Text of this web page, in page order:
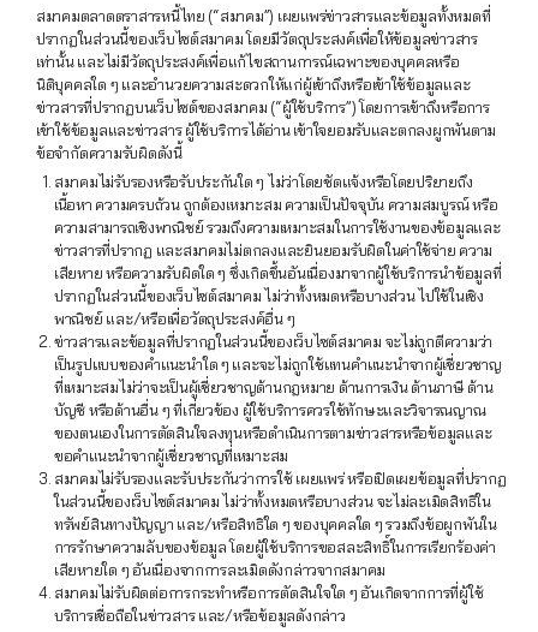
สมาคมตลาดตราสารหนี้ไทย (“สมาคม”) เผยแพร่ข่าวสารและข้อมูลทั้งหมดที่
ปรากฏในส่วนนี้ของเว็บไซต์สมาคม โดยมีวัตถุประสงค์เพื่อให้ข้อมูลข่าวสาร
เท่านั้น และไม่มีวัตถุประสงค์เพื่อแก้ไขสถานการณ์เฉพาะของบุคคลหรือ
นิติบุคคลใด ๆ และอำนวยความสะดวกให้แก่ผู้เข้าถึงหรือเข้าใช้ข้อมูลและ
ข่าวสารที่ปรากฏบนเว็บไซต์ของสมาคม (“ผู้ใช้บริการ”) โดยการเข้าถึงหรือการ
เข้าใช้ข้อมูลและข่าวสาร ผู้ใช้บริการได้อ่าน เข้าใจยอมรับและตกลงผูกพันตาม
ข้อจำกัดความรับผิดดังนี้
สมาคมไม่รับรองหรือรับประกันใด ๆ ไม่ว่าโดยชัดแจ้งหรือโดยปริยายถึง
เนื้อหา ความครบถ้วน ถูกต้องเหมาะสม ความเป็นปัจจุบัน ความสมบูรณ์ หรือ
ความสามารถเชิงพาณิชย์ รวมถึงความเหมาะสมในการใช้งานของข้อมูลและ
ข่าวสารที่ปรากฏ และสมาคมไม่ตกลงและยินยอมรับผิดในค่าใช้จ่าย ความ
เสียหาย หรือความรับผิดใด ๆ ซึ่งเกิดขึ้นอันเนื่องมาจากผู้ใช้บริการนำข้อมูลที่
ปรากฏในส่วนนี้ของเว็บไซต์สมาคม ไม่ว่าทั้งหมดหรือบางส่วน ไปใช้ในเชิง
พาณิชย์ และ/หรือเพื่อวัตถุประสงค์อื่น ๆ
ข่าวสารและข้อมูลที่ปรากฏในส่วนนี้ของเว็บไซต์สมาคม จะไม่ถูกตีความว่า
เป็นรูปแบบของคำแนะนำใด ๆ และจะไม่ถูกใช้แทนคำแนะนำจากผู้เชี่ยวชาญ
ที่เหมาะสมไม่ว่าจะเป็นผู้เชี่ยวชาญด้านกฎหมาย ด้านการเงิน ด้านภาษี ด้าน
บัญชี หรือด้านอื่น ๆ ที่เกี่ยวข้อง ผู้ใช้บริการควรใช้ทักษะและวิจารณญาณ
ของตนเองในการตัดสินใจลงทุนหรือดำเนินการตามข่าวสารหรือข้อมูลและ
ขอคำแนะนำจากผู้เชี่ยวชาญที่เหมาะสม
สมาคมไม่รับรองและรับประกันว่าการใช้ เผยแพร่ หรือเปิดเผยข้อมูลที่ปรากฏ
ในส่วนนี้ของเว็บไซต์สมาคม ไม่ว่าทั้งหมดหรือบางส่วน จะไม่ละเมิดสิทธิใน
ทรัพย์สินทางปัญญา และ/หรือสิทธิใด ๆ ของบุคคลใด ๆ รวมถึงข้อผูกพันใน
การรักษาความลับของข้อมูล โดยผู้ใช้บริการขอสละสิทธิ์ในการเรียกร้องค่า
เสียหายใด ๆ อันเนื่องจากการละเมิดดังกล่าวจากสมาคม
สมาคมไม่รับผิดต่อการกระทำหรือการตัดสินใจใด ๆ อันเกิดจากการที่ผู้ใช้
บริการเชื่อถือในข่าวสาร และ/หรือข้อมูลดังกล่าว